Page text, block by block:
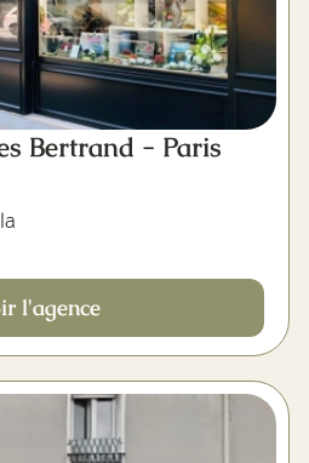
Bertrand - Paris
l'agence